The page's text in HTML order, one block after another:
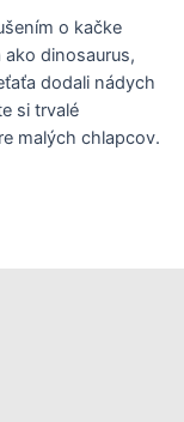
o kačke
dinosaurus,
dodali nádych
si trvalé
malých chlapcov.